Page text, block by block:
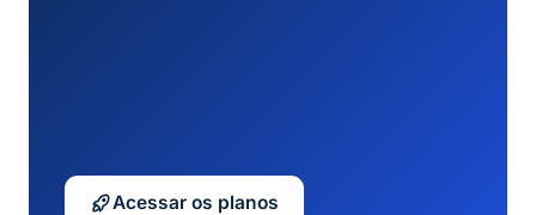
Acessar os planos